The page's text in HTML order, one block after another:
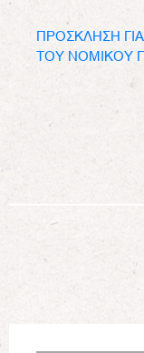
ΠΡΟΣΚΛΗΣΗ
ΤΟΥ ΝΟΜΙΚΟΥ